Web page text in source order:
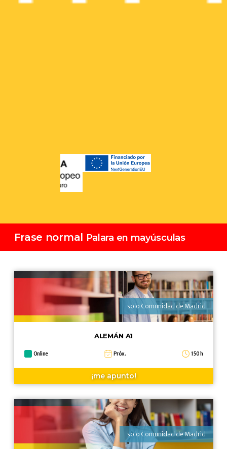
Frase normal Palara en mayúsculas
solo Comunidad de Madrid
ALEMÁN A1
Online Próx. 150 h
¡me apunto!
solo Comunidad de Madrid